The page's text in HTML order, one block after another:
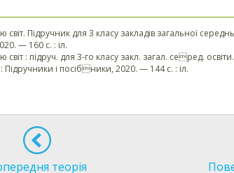
світ. Підручник для 3 класу закладів загальної
— 160 с. : іл.
світ : підруч. для 3-го класу закл. загал. серед.
Підручники і посібники, 2020. — 144 с. : іл.
теорія